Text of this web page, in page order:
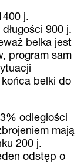
j.
900 j.
belka jest
program sam
belki do
odległości
mają
200 j.
odstęp o